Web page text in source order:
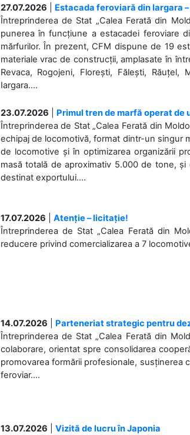
27.07.2026
Estacada feroviară din Iargara
Întreprinderea de Stat „Calea Ferată din
punerea în funcțiune a estacadei feroviare
mărfurilor. În prezent, CFM dispune de 19
materiale vrac de construcții, amplasate în
Revaca, Rogojeni, Florești, Fălești, Răuțel,
Iargara....
23.07.2026
Primul tren de marfă operat de
Întreprinderea de Stat „Calea Ferată din
echipaj de locomotivă, format dintr-un singur
de locomotive și în optimizarea organizării
masă totală de aproximativ 5.000 de tone, și
destinat exportului....
17.07.2026
Atenție – licitație!
Întreprinderea de Stat „Calea Ferată din
reducere privind comercializarea a 7
14.07.2026
Parteneriat strategic pentru
Întreprinderea de Stat „Calea Ferată din
colaborare, orientat spre consolidarea
promovarea formării profesionale, susținerea
feroviar....
13.07.2026
Vizită de lucru în Japonia